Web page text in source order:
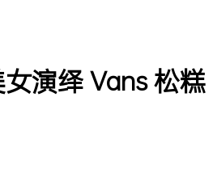
演绎 Vans 松糕